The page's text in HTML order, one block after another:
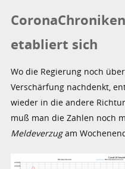
etabliert sich
Wo die Regierung noch
Verschärfung nachdenkt,
wieder in die andere
muß man die Zahlen noch
Meldeverzugam